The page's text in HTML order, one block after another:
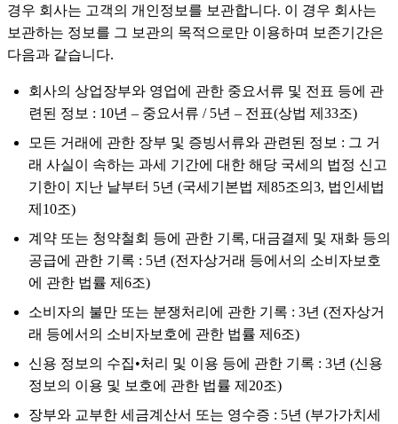
경우 회사는 고객의 개인정보를 보관합니다. 이 경우 회사는
보관하는 정보를 그 보관의 목적으로만 이용하며 보존기간은
다음과 같습니다.
회사의 상업장부와 영업에 관한 중요서류 및 전표 등에 관
련된 정보 : 10년 – 중요서류 / 5년 – 전표(상법 제33조)
모든 거래에 관한 장부 및 증빙서류와 관련된 정보 : 그 거
래 사실이 속하는 과세 기간에 대한 해당 국세의 법정 신고
기한이 지난 날부터 5년 (국세기본법 제85조의3, 법인세법
제10조)
계약 또는 청약철회 등에 관한 기록, 대금결제 및 재화 등의
공급에 관한 기록 : 5년 (전자상거래 등에서의 소비자보호
에 관한 법률 제6조)
소비자의 불만 또는 분쟁처리에 관한 기록 : 3년 (전자상거
래 등에서의 소비자보호에 관한 법률 제6조)
신용 정보의 수집•처리 및 이용 등에 관한 기록 : 3년 (신용
정보의 이용 및 보호에 관한 법률 제20조)
장부와 교부한 세금계산서 또는 영수증 : 5년 (부가가치세